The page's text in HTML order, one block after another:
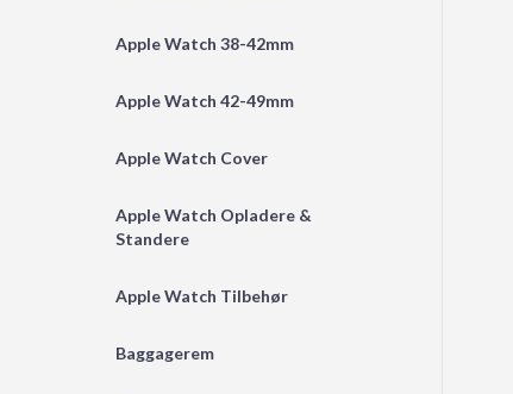
Apple Watch 38-42mm
Apple Watch 42-49mm
Apple Watch Cover
Apple Watch Opladere &
Standere
Apple Watch Tilbehør
Baggagerem